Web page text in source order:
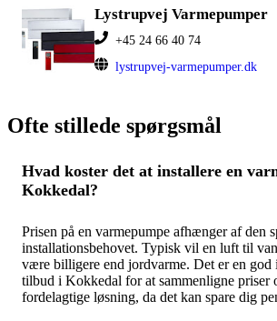
Lystrupvej Varmepumper
+45 24 66 40 74
lystrupvej-varmepumper.dk
Ofte stillede spørgsmål
Hvad koster det at installere en
Kokkedal?
Prisen på en varmepumpe afhænger af den
installationsbehovet. Typisk vil en luft til
være billigere end jordvarme. Det er en god
tilbud i Kokkedal for at sammenligne priser
fordelagtige løsning, da det kan spare dig